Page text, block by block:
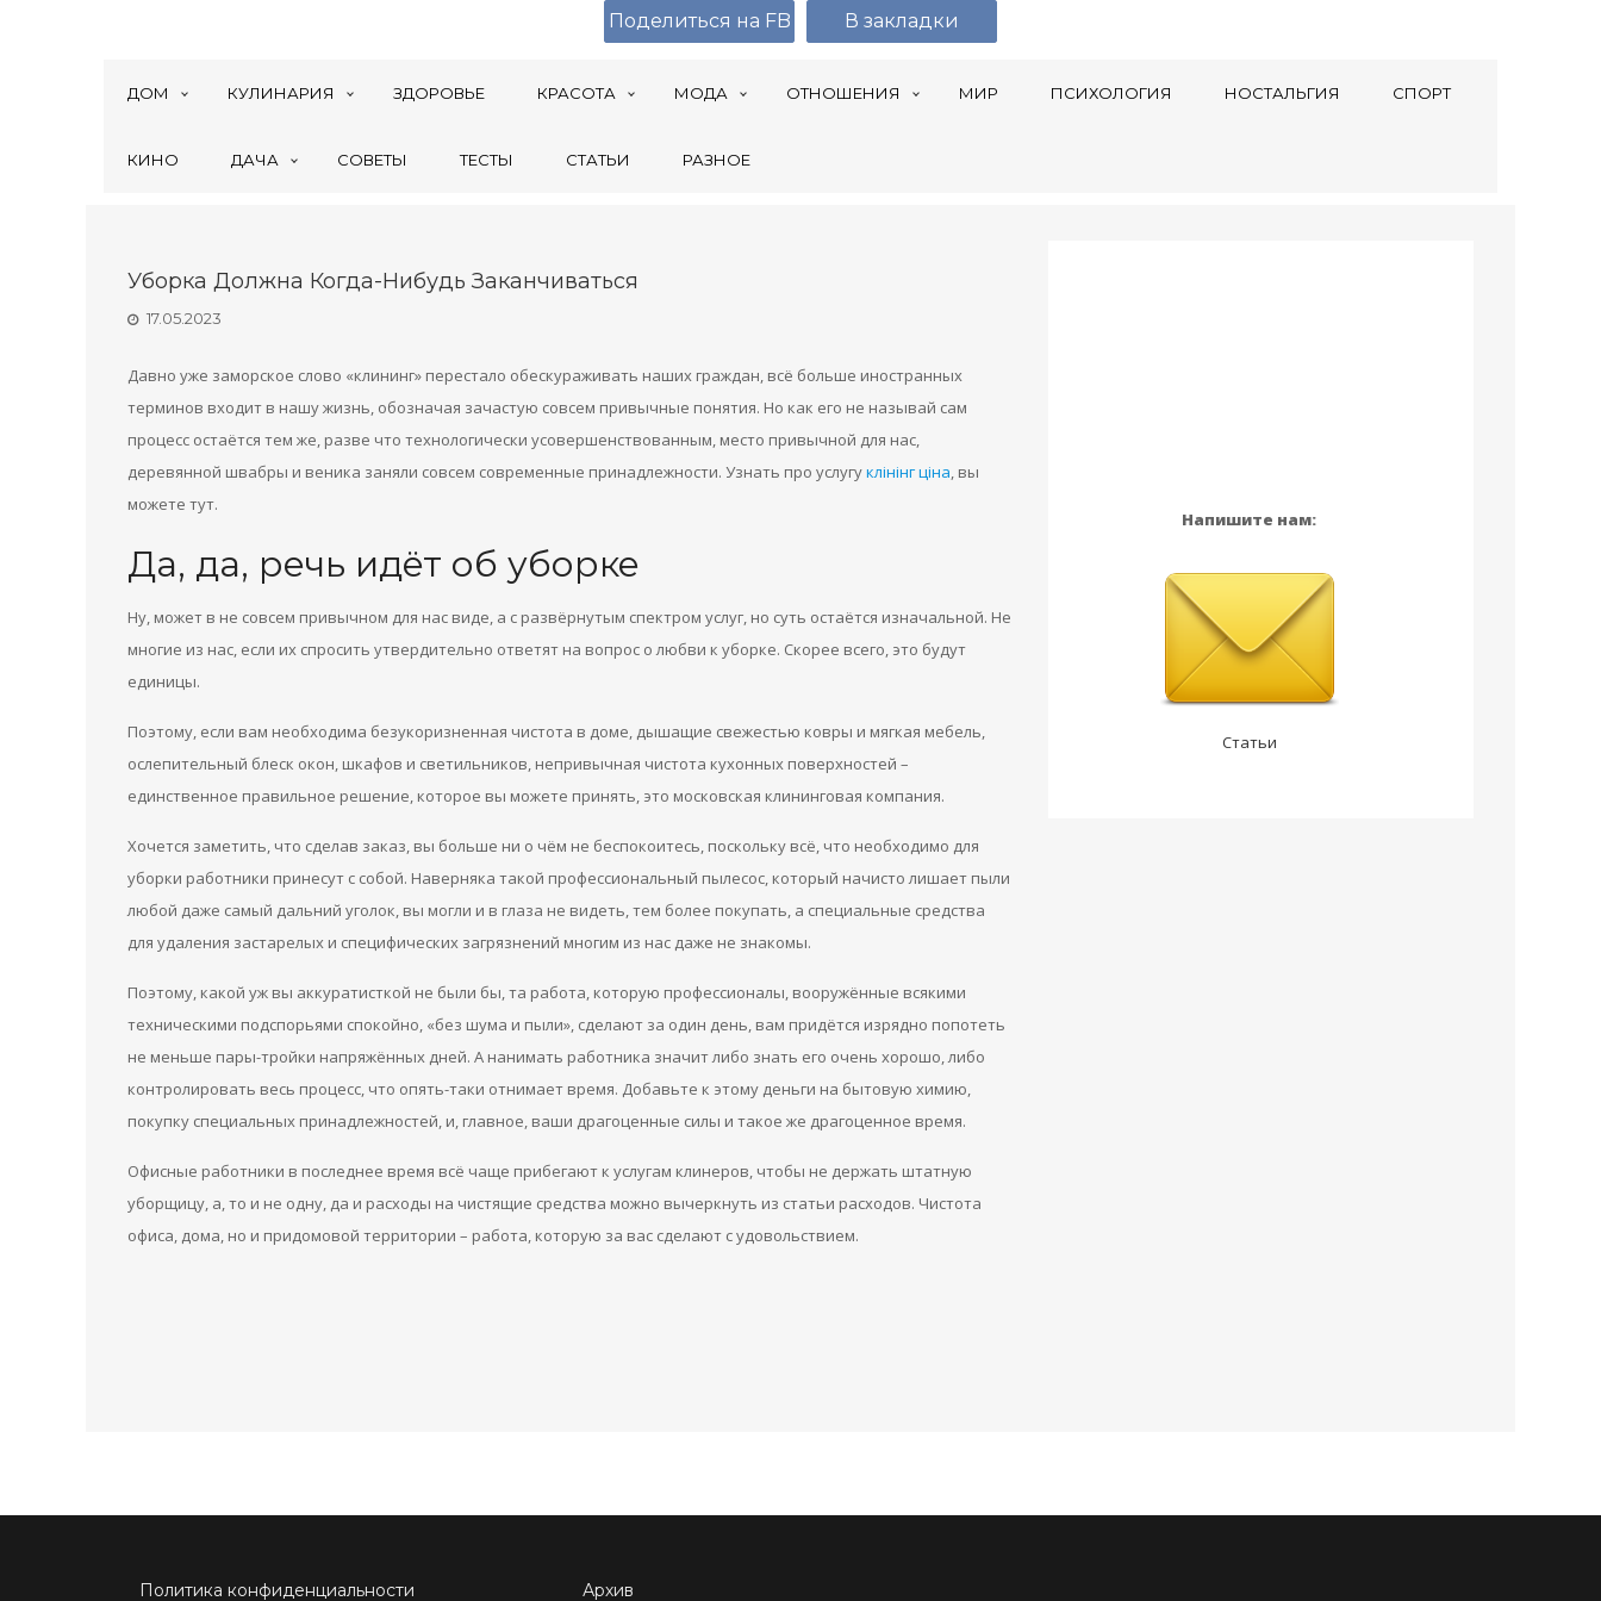
ДОМ КУЛИНАРИЯ ЗДОРОВЬЕ КРАСОТА МОДА ОТНОШЕНИЯ МИР ПСИХОЛОГИЯ НОСТАЛЬГИЯ СПОРТ
КИНО ДАЧА СОВЕТЫ ТЕСТЫ СТАТЬИ РАЗНОЕ
Уборка Должна Когда-Нибудь Заканчиваться
17.05.2023
Давно уже заморское слово «клининг» перестало обескураживать наших граждан, всё больше иностранных
терминов входит в нашу жизнь, обозначая зачастую совсем привычные понятия. Но как его не называй сам
процесс остаётся тем же, разве что технологически усовершенствованным, место привычной для нас,
деревянной швабры и веника заняли совсем современные принадлежности. Узнать про услугуклінінг ціна, вы
можете тут.
Да, да, речь идёт об уборке
Ну, может в не совсем привычном для нас виде, а с развёрнутым спектром услуг, но суть остаётся изначальной. Не
многие из нас, если их спросить утвердительно ответят на вопрос о любви к уборке. Скорее всего, это будут
единицы.
Поэтому, если вам необходима безукоризненная чистота в доме, дышащие свежестью ковры и мягкая мебель,
ослепительный блеск окон, шкафов и светильников, непривычная чистота кухонных поверхностей –
единственное правильное решение, которое вы можете принять, это московская клининговая компания.
Хочется заметить, что сделав заказ, вы больше ни о чём не беспокоитесь, поскольку всё, что необходимо для
уборки работники принесут с собой. Наверняка такой профессиональный пылесос, который начисто лишает пыли
любой даже самый дальний уголок, вы могли и в глаза не видеть, тем более покупать, а специальные средства
для удаления застарелых и специфических загрязнений многим из нас даже не знакомы.
Поэтому, какой уж вы аккуратисткой не были бы, та работа, которую профессионалы, вооружённые всякими
техническими подспорьями спокойно, «без шума и пыли», сделают за один день, вам придётся изрядно попотеть
не меньше пары-тройки напряжённых дней. А нанимать работника значит либо знать его очень хорошо, либо
контролировать весь процесс, что опять-таки отнимает время. Добавьте к этому деньги на бытовую химию,
покупку специальных принадлежностей, и, главное, ваши драгоценные силы и такое же драгоценное время.
Офисные работники в последнее время всё чаще прибегают к услугам клинеров, чтобы не держать штатную
уборщицу, а, то и не одну, да и расходы на чистящие средства можно вычеркнуть из статьи расходов. Чистота
офиса, дома, но и придомовой территории – работа, которую за вас сделают с удовольствием.
Напишите нам:
Статьи
Политика конфиденциальности Архив
Поделиться на FB В закладки